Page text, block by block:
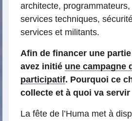
architecte,
services techniques,
services et militants.
Afin de financer une
avez initié une campagne
participatif. Pourquoi ce
collecte et à quoi va
La fête de l’Huma met à